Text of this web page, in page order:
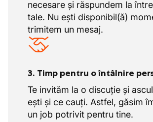
necesare și răspundem la
tale. Nu ești disponibil(ă)
trimitem un mesaj.
3. Timp pentru o întâlnire
Te invităm la o discuție și
ești și ce cauți. Astfel, găsim
un job potrivit pentru tine.